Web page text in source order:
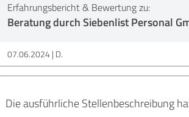
Erfahrungsbericht & Bewertung zu:
Beratung durch Siebenlist Personal
07.06.2024 D.
Die ausführliche Stellenbeschreibung